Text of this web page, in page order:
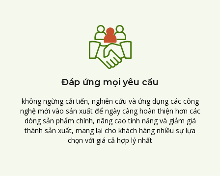
Đáp ứng mọi yêu cầu
không ngừng cải tiến, nghiên cứu và ứng dụng các công
nghệ mới vào sản xuất để ngày càng hoàn thiện hơn các
dòng sản phẩm chính, nâng cao tính năng và giảm giá
thành sản xuất, mang lại cho khách hàng nhiều sự lựa
chọn với giá cả hợp lý nhất